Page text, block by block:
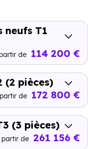
neufs T1
de 114 200 €
(2 pièces)
de 172 800 €
(3 pièces)
partir de 261 156 €